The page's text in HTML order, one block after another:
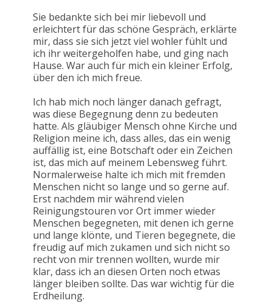
Sie bedankte sich bei mir liebevoll und
erleichtert für das schöne Gespräch, erklärte
mir, dass sie sich jetzt viel wohler fühlt und
ich ihr weitergeholfen habe, und ging nach
Hause. War auch für mich ein kleiner Erfolg,
über den ich mich freue.
Ich hab mich noch länger danach gefragt,
was diese Begegnung denn zu bedeuten
hatte. Als gläubiger Mensch ohne Kirche und
Religion meine ich, dass alles, das ein wenig
auffällig ist, eine Botschaft oder ein Zeichen
ist, das mich auf meinem Lebensweg führt.
Normalerweise halte ich mich mit fremden
Menschen nicht so lange und so gerne auf.
Erst nachdem mir während vielen
Reinigungstouren vor Ort immer wieder
Menschen begegneten, mit denen ich gerne
und lange klönte, und Tieren begegnete, die
freudig auf mich zukamen und sich nicht so
recht von mir trennen wollten, wurde mir
klar, dass ich an diesen Orten noch etwas
länger bleiben sollte. Das war wichtig für die
Erdheilung.